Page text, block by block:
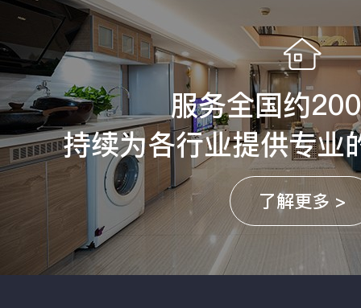
服务全国约
持续为各行业提供专业
了解更多 >